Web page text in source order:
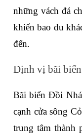
những vách đá
khiến bao du
đến.
Định vị bãi
Bãi biển Đồi
cạnh cửa sông
trung tâm thành